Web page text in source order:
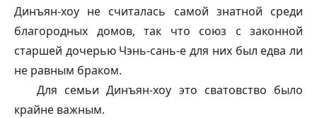
Динъян-хоу не считалась самой знатной среди
благородных домов, так что союз с законной
старшей дочерью Чэнь-сань-е для них был едва ли
не равным браком.
Для семьи Динъян-хоу это сватовство было
крайне важным.